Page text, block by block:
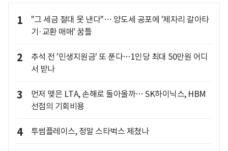
1
"그 세금 절대 못 낸다"… 양도세 공포에 '제자리 갈아타
기·교환 매매' 꿈틀
2
추석 전 '민생지원금' 또 푼다…1인당 최대 50만원 어디
서 받나
3
먼저 맺은 LTA, 손해로 돌아올까… SK하이닉스, HBM
선점의 기회비용
4 투썸플레이스, 정말 스타벅스 제쳤나